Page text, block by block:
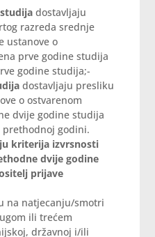
dostavljaju
razreda srednje
ustanove o
prve godine studija
godine studija;-
dostavljaju presliku
o ostvarenom
dvije godine studija
prethodnoj godini.
kriterija izvrsnosti
dvije godine
prijave
na natjecanju/smotri
ili trećem
državnoj i/ili